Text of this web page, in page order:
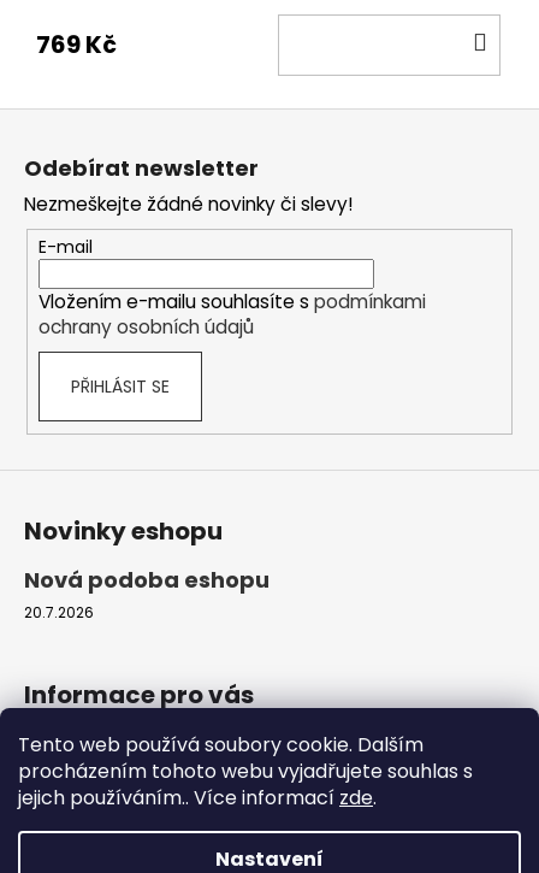
Tento web používá soubory cookie. Dalším
procházením tohoto webu vyjadřujete souhlas s
jejich používáním.. Více informací zde.
Nastavení
769 Kč
Z
Odebírat newsletter
Nezmeškejte žádné novinky či slevy!
E-mail
Vložením e-mailu souhlasíte s podmínkami
ochrany osobních údajů
PŘIHLÁSIT SE
Novinky eshopu
Nová podoba eshopu
20.7.2026
Informace pro vás
Obchodní podmínky
Podmínky ochrany osobních údajů
Moje objednávka